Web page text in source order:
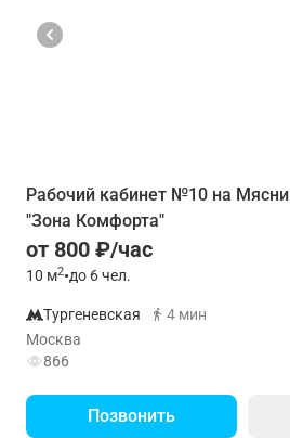
Рабочий кабинет №10 на
"Зона Комфорта"
от 800 ₽/час
10 м2•до 6 чел.
Тургеневская
4 мин
Москва
866
Позвонить